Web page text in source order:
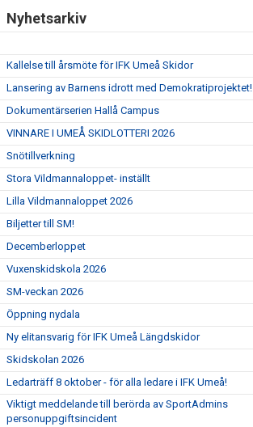
Nyhetsarkiv
Kallelse till årsmöte för IFK Umeå Skidor
Lansering av Barnens idrott med Demokratiprojektet!
Dokumentärserien Hallå Campus
VINNARE I UMEÅ SKIDLOTTERI 2026
Snötillverkning
Stora Vildmannaloppet- inställt
Lilla Vildmannaloppet 2026
Biljetter till SM!
Decemberloppet
Vuxenskidskola 2026
SM-veckan 2026
Öppning nydala
Ny elitansvarig för IFK Umeå Längdskidor
Skidskolan 2026
Ledarträff 8 oktober - för alla ledare i IFK Umeå!
Viktigt meddelande till berörda av SportAdmins
personuppgiftsincident